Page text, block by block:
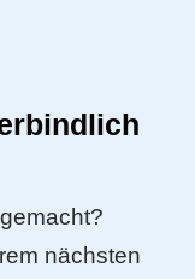
nächsten